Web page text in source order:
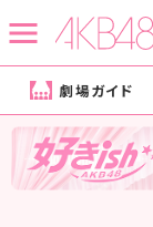
劇場ガイド